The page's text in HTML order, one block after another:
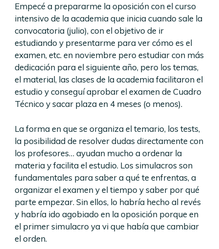
Empecé a prepararme la oposición con el curso
intensivo de la academia que inicia cuando sale la
convocatoria (julio), con el objetivo de ir
estudiando y presentarme para ver cómo es el
examen, etc. en noviembre pero estudiar con más
dedicación para el siguiente año, pero los temas,
el material, las clases de la academia facilitaron el
estudio y conseguí aprobar el examen de Cuadro
Técnico y sacar plaza en 4 meses (o menos).
La forma en que se organiza el temario, los tests,
la posibilidad de resolver dudas directamente con
los profesores… ayudan mucho a ordenar la
materia y facilita el estudio. Los simulacros son
fundamentales para saber a qué te enfrentas, a
organizar el examen y el tiempo y saber por qué
parte empezar. Sin ellos, lo habría hecho al revés
y habría ido agobiado en la oposición porque en
el primer simulacro ya vi que había que cambiar
el orden.